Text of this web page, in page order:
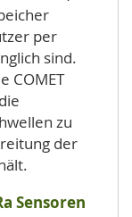
per
sind.
COMET
zu
der
Sensoren